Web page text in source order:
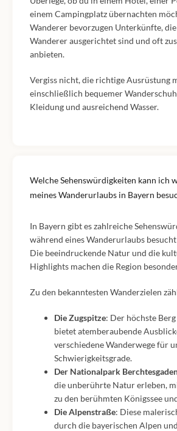
einem Campingplatz übernachten
Wanderer bevorzugen Unterkünfte,
Wanderer ausgerichtet sind und oft
anbieten.
Vergiss nicht, die richtige Ausrüstung
einschließlich bequemer
Kleidung und ausreichend Wasser.
Welche Sehenswürdigkeiten kann ich
meines Wanderurlaubs in Bayern
In Bayern gibt es zahlreiche
während eines Wanderurlaubs
Die beeindruckende Natur und die
Highlights machen die Region
Zu den bekanntesten Wanderzielen
Die Zugspitze: Der höchste
bietet atemberaubende
verschiedene Wanderwege für
Schwierigkeitsgrade.
Der Nationalpark
die unberührte Natur erleben,
zu den berühmten Königssee
Die Alpenstraße: Diese
durch die bayerischen Alpen